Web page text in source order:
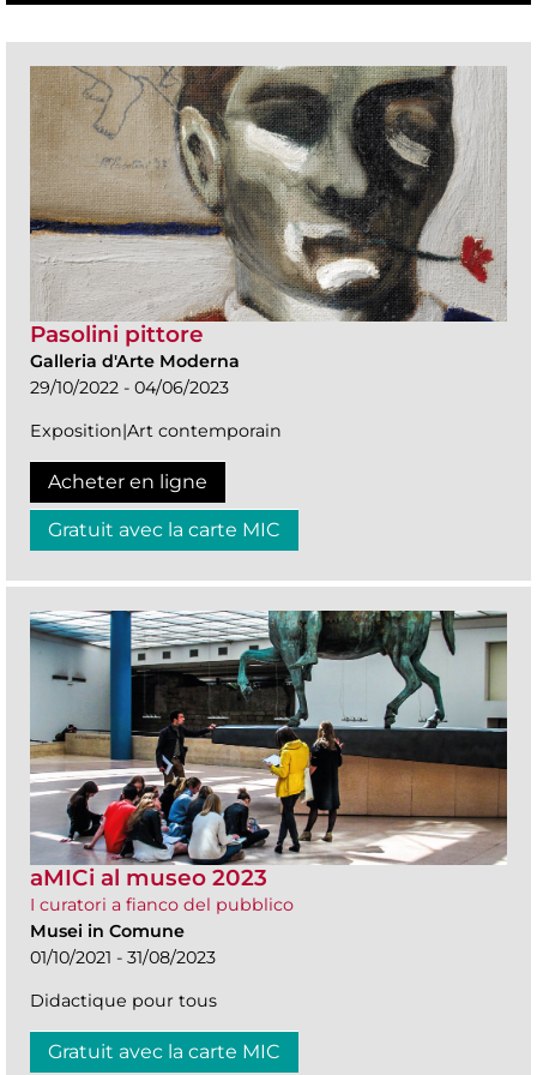
Pasolini pittore
Galleria d'Arte Moderna
29/10/2022 - 04/06/2023
Exposition|Art contemporain
Acheter en ligne
Gratuit avec la carte MIC
aMICi al museo 2023
I curatori a fianco del pubblico
Musei in Comune
01/10/2021 - 31/08/2023
Didactique pour tous
Gratuit avec la carte MIC